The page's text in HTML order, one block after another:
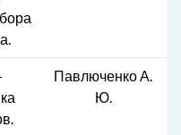
Павлюченко А.
Ю.